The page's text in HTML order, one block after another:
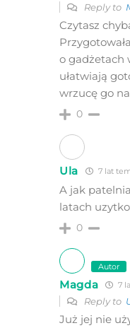
Reply to
Czytasz
o gadżetach
ułatwiają
wrzucę go
0
Ula 7 lat
A jak
latach
0
Autor
Magda 7
Reply to
Już jej nie